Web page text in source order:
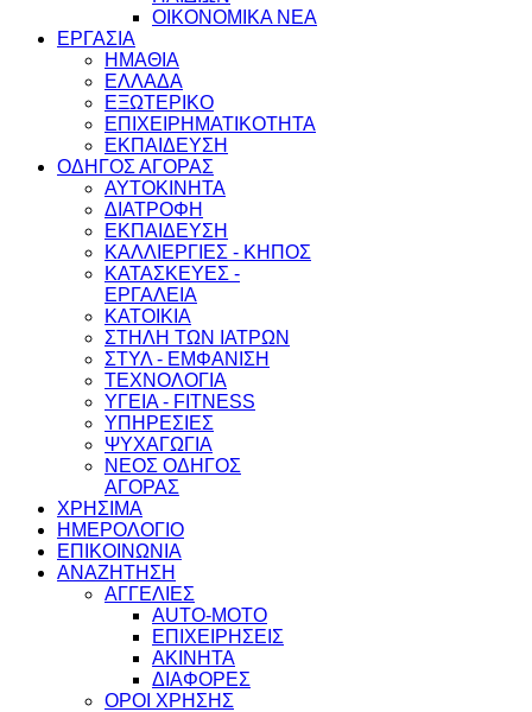
ΟΙΚΟΝΟΜΙΚΑ ΝΕΑ
ΕΡΓΑΣΙΑ
ΗΜΑΘΙΑ
ΕΛΛΑΔΑ
ΕΞΩΤΕΡΙΚΟ
ΕΠΙΧΕΙΡΗΜΑΤΙΚΟΤΗΤΑ
ΕΚΠΑΙΔΕΥΣΗ
ΟΔΗΓΟΣ ΑΓΟΡΑΣ
ΑΥΤΟΚΙΝΗΤΑ
ΔΙΑΤΡΟΦΗ
ΕΚΠΑΙΔΕΥΣΗ
ΚΑΛΛΙΕΡΓΙΕΣ - ΚΗΠΟΣ
ΚΑΤΑΣΚΕΥΕΣ -
ΕΡΓΑΛΕΙΑ
ΚΑΤΟΙΚΙΑ
ΣΤΗΛΗ ΤΩΝ ΙΑΤΡΩΝ
ΣΤΥΛ - ΕΜΦΑΝΙΣΗ
ΤΕΧΝΟΛΟΓΙΑ
ΥΓΕΙΑ - FITNESS
ΥΠΗΡΕΣΙΕΣ
ΨΥΧΑΓΩΓΙΑ
ΝΕΟΣ ΟΔΗΓΟΣ
ΑΓΟΡΑΣ
ΧΡΗΣΙΜΑ
ΗΜΕΡΟΛΟΓΙΟ
ΕΠΙΚΟΙΝΩΝΙΑ
ΑΝΑΖΗΤΗΣΗ
ΑΓΓΕΛΙΕΣ
AUTO-MOTO
ΕΠΙΧΕΙΡΗΣΕΙΣ
ΑΚΙΝΗΤΑ
ΔΙΑΦΟΡΕΣ
ΟΡΟΙ ΧΡΗΣΗΣ